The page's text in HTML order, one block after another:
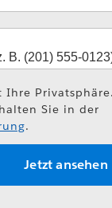
Ihre
Sie in der
.